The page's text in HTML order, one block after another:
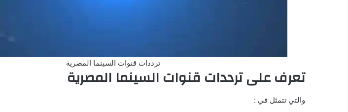
ترددات قنوات السينما المصرية
تعرف على ترددات قنوات السينما المصرية
والتي تتمثل في :